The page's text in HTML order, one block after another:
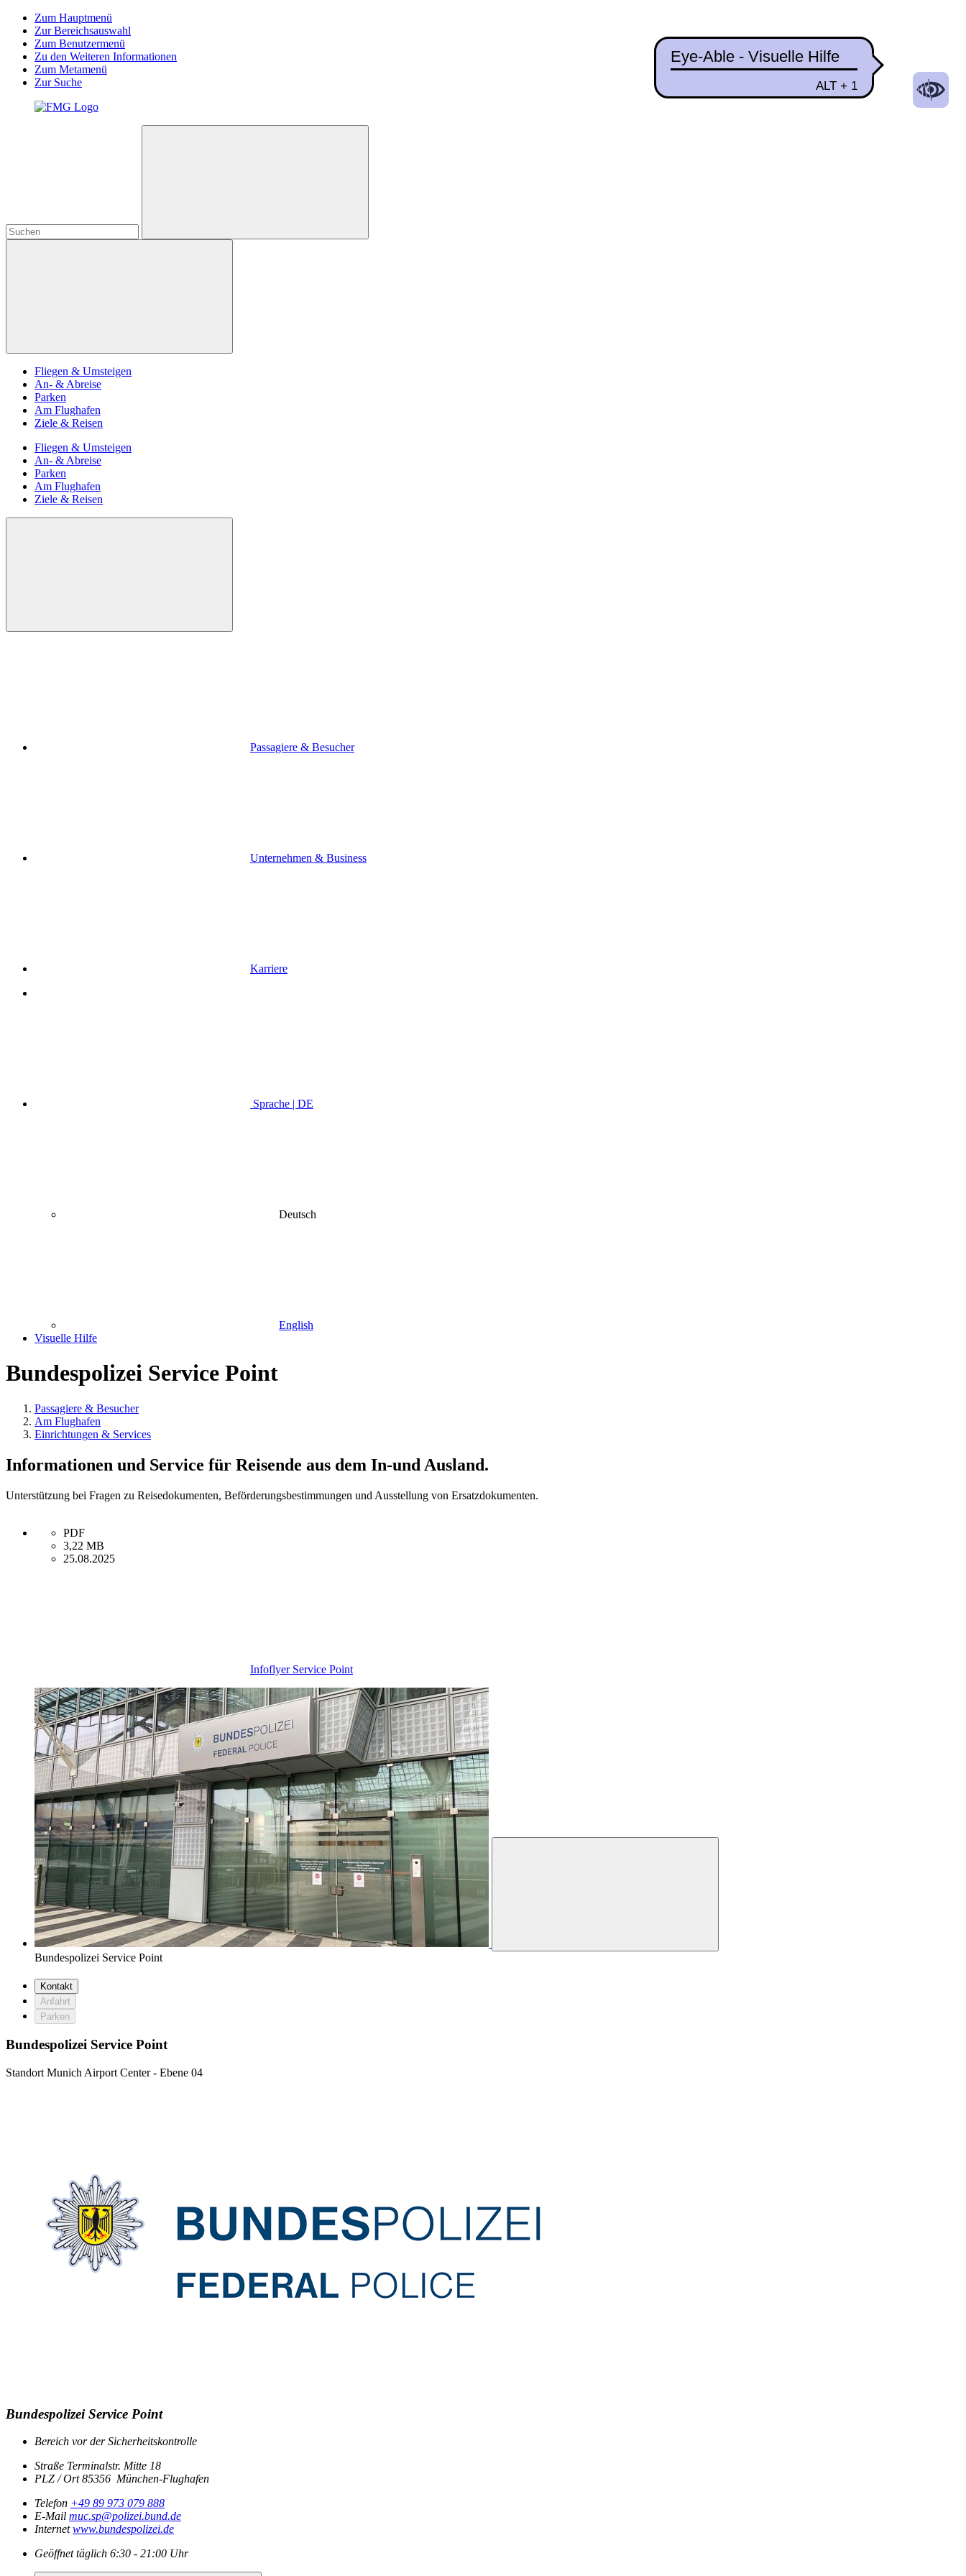
Zum Hauptmenü
Zur Bereichsauswahl
Zum Benutzermenü
Zu den Weiteren Informationen
Zum Metamenü
Zur Suche
Fliegen & Umsteigen
An- & Abreise
Parken
Am Flughafen
Ziele & Reisen
Fliegen & Umsteigen
An- & Abreise
Parken
Am Flughafen
Ziele & Reisen
Passagiere & Besucher
Unternehmen & Business
Karriere
Sprache | DE
Deutsch
English
Visuelle Hilfe
Bundespolizei Service Point
Passagiere & Besucher
Am Flughafen
Einrichtungen & Services
Informationen und Service für Reisende aus dem In-und Ausland.
Unterstützung bei Fragen zu Reisedokumenten, Beförderungsbestimmungen und Ausstellung von Ersatzdokumenten.
PDF
3,22 MB
25.08.2025
Infoflyer Service Point
Bundespolizei Service Point
Kontakt
Anfahrt
Parken
Bundespolizei Service Point
Standort Munich Airport Center - Ebene 04
Bundespolizei Service Point
Bereich vor der Sicherheitskontrolle
Straße Terminalstr. Mitte 18
PLZ / Ort 85356 München-Flughafen
Telefon +49 89 973 079 888
E-Mail muc.sp@polizei.bund.de
Internet www.bundespolizei.de
Geöffnet täglich 6:30 - 21:00 Uhr